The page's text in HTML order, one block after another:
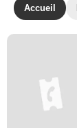
Accueil